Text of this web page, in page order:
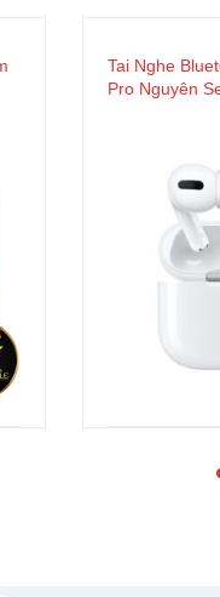
Tai Nghe
Pro Nguyên